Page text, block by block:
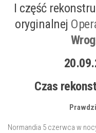
I część
oryginalnej
Czas
Normandia 5 czerwca w